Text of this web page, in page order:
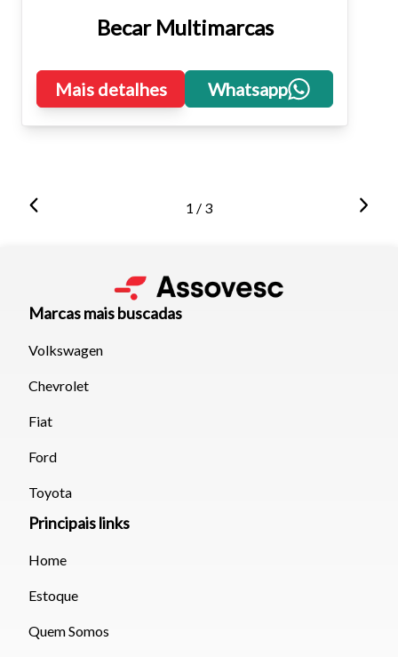
Becar Multimarcas
Mais detalhes Whatsapp
1 / 3
Marcas mais buscadas
Volkswagen
Chevrolet
Fiat
Ford
Toyota
Principais links
Home
Estoque
Quem Somos